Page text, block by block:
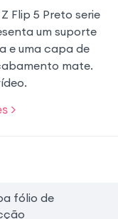
Flip 5 Preto serie
um suporte
e uma capa de
mate.
>
fólio de